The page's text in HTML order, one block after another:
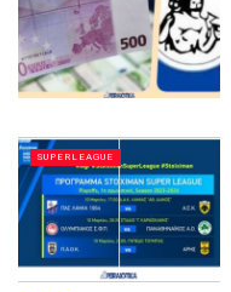
SUPERLEAGUE